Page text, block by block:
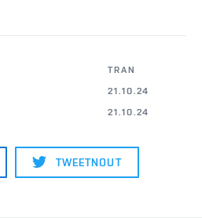
TRAN
21.10.24
21.10.24
TWEETNOUT